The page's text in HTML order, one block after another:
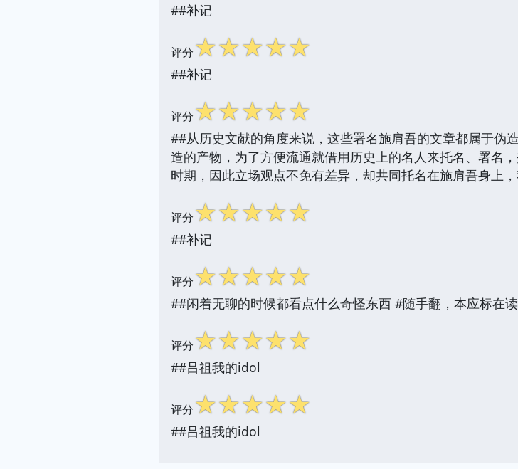
##补记
评分☆☆☆☆☆
##补记
评分☆☆☆☆☆
##从历史文献的角度来说，这些署名施肩吾的文章都属于伪
造的产物，为了方便流通就借用历史上的名人来托名、署名
时期，因此立场观点不免有差异，却共同托名在施肩吾身上
评分☆☆☆☆☆
##补记
评分☆☆☆☆☆
##闲着无聊的时候都看点什么奇怪东西 #随手翻，本应标在
评分☆☆☆☆☆
##吕祖我的idol
评分☆☆☆☆☆
##吕祖我的idol